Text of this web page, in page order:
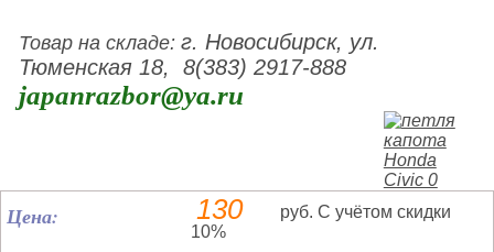
Товар на складе:г. Новосибирск, ул.
Тюменская 18, 8(383) 2917-888
japanrazbor@ya.ru
Цена: 130
руб. С учётом скидки
10%